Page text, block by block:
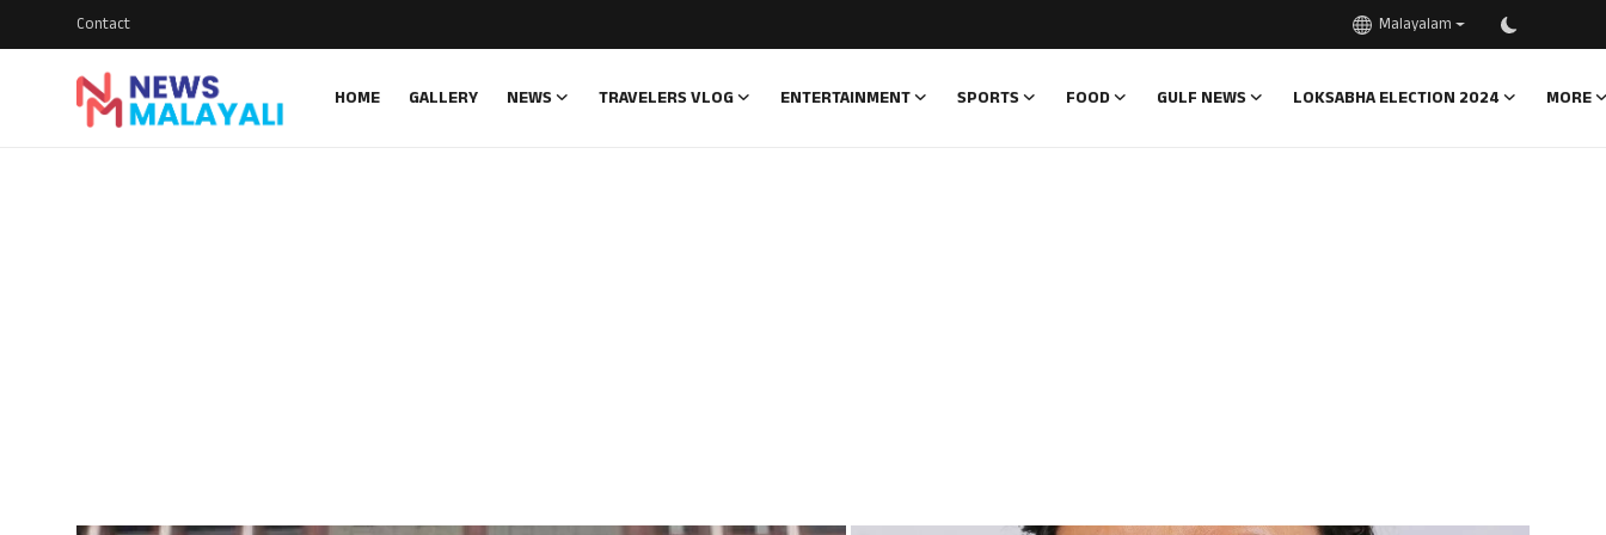
Contact Malayalam
HOME GALLERY NEWS TRAVELERS VLOG ENTERTAINMENT SPORTS FOOD GULF NEWS LOKSABHA ELECTION 2024 MORE